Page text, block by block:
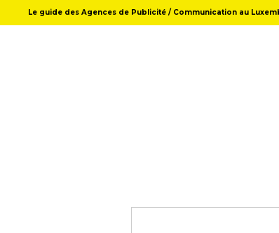
Le guide des Agences de Publicité / Communication au